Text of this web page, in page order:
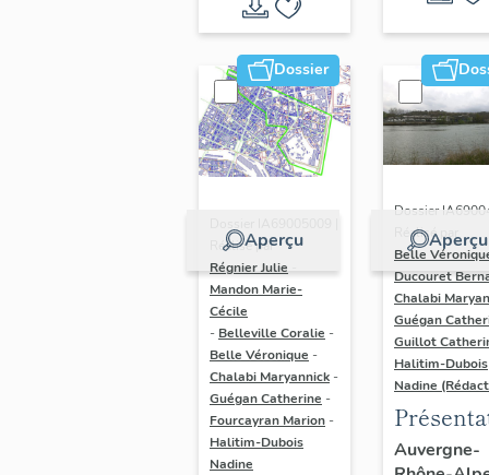
Dossier
Aperçu
Réalisé par
Régnier Julie
Mandon Marie-
Cécile
- Belleville Coralie -
Belle Véronique -
Chalabi Maryannick -
Guégan Catherine -
Fourcayran Marion -
Halitim-Dubois
Nadine
Aperçu
Dossier
Réalisé par
Belle
Ducouret
Chalabi
Guégan
Guillot
Halitim-Dubois
Nadine
du
Auvergne-